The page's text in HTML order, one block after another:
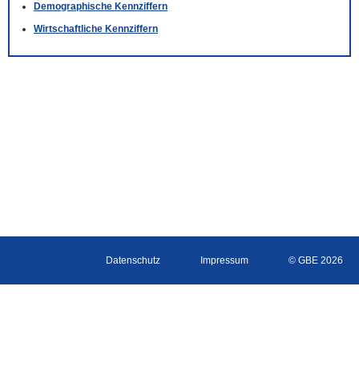
Demographische Kennziffern
Wirtschaftliche Kennziffern
Datenschutz Impressum © GBE 2026